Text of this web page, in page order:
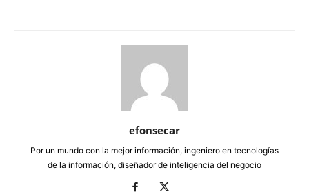
efonsecar
Por un mundo con la mejor información, ingeniero en tecnologías
de la información, diseñador de inteligencia del negocio